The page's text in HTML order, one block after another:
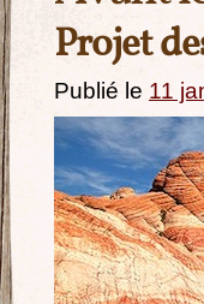
Projet
Publié le 11